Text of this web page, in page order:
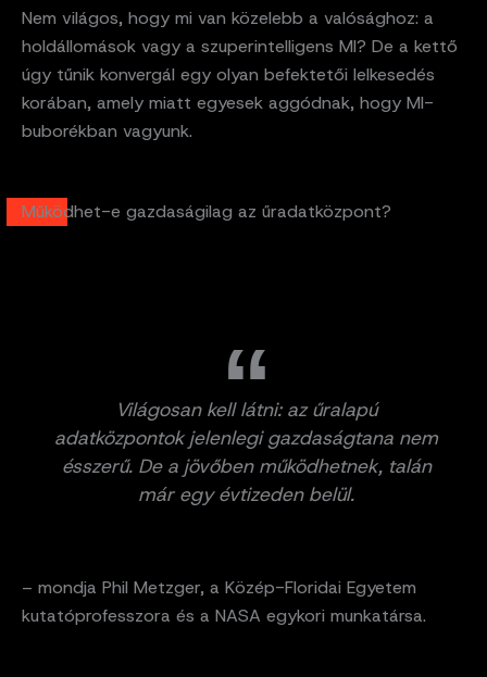
Nem világos, hogy mi van közelebb a valósághoz: a
holdállomások vagy a szuperintelligens MI? De a kettő
úgy tűnik konvergál egy olyan befektetői lelkesedés
korában, amely miatt egyesek aggódnak, hogy MI-
buborékban vagyunk.
Működhet-e gazdaságilag az űradatközpont?
Világosan kell látni: az űralapú
adatközpontok jelenlegi gazdaságtana nem
ésszerű. De a jövőben működhetnek, talán
már egy évtizeden belül.
– mondja Phil Metzger, a Közép-Floridai Egyetem
kutatóprofesszora és a NASA egykori munkatársa.